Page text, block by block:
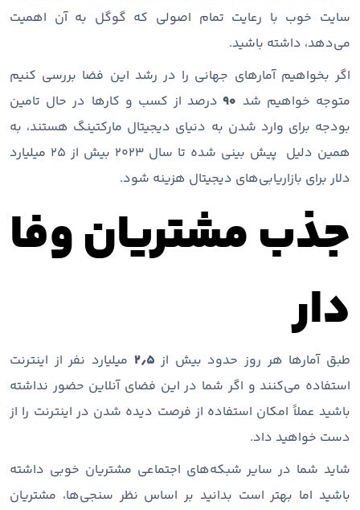
سایت خوب با رعایت تمام اصولی که گوگل به آن اهمیت
می‌دهد، داشته باشید.
اگر بخواهیم آمارهای جهانی را در رشد این فضا بررسی کنیم
متوجه خواهیم شد ۹۰ درصد از کسب و کارها در حال تامین
بودجه برای وارد شدن به دنیای دیجیتال مارکتینگ هستند، به
همین دلیل پیش بینی شده تا سال ۲۰۲۳ بیش از ۲۵ میلیارد
دلار برای بازاریابی‌های دیجیتال هزینه شود.
جذب مشتریان وفا
دار
طبق آمارها هر روز حدود بیش از ۲٫۵ میلیارد نفر از اینترنت
استفاده می‌کنند و اگر شما در این فضای آنلاین حضور نداشته
باشید عملاً امکان استفاده از فرصت دیده شدن در اینترنت را از
دست خواهید داد.
شاید شما در سایر شبکه‌های اجتماعی مشتریان خوبی داشته
باشید اما بهتر است بدانید بر اساس نظر سنجی‌ها، مشتریان